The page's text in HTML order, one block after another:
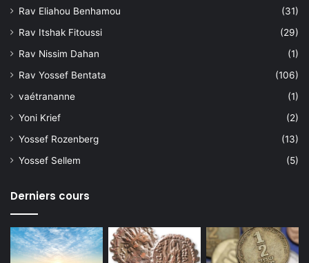
Rav Eliahou Benhamou
(31)
Rav Itshak Fitoussi
(29)
Rav Nissim Dahan
(1)
Rav Yossef Bentata
(106)
vaétrananne
(1)
Yoni Krief
(2)
Yossef Rozenberg
(13)
Yossef Sellem
(5)
Derniers cours